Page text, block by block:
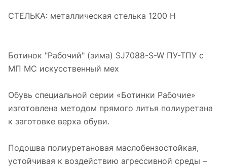
СТЕЛЬКА: металлическая стелька 1200 Н
Ботинок "Рабочий" (зима) SJ7088-S-W ПУ-ТПУ с
МП МС искусственный мех
Обувь специальной серии «Ботинки Рабочие»
изготовлена методом прямого литья полиуретана
к заготовке верха обуви.
Подошва полиуретановая маслобензостойкая,
устойчивая к воздействию агрессивной среды –